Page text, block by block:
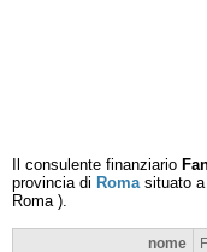
Il consulente finanziario
provincia di Romasituato a
Roma).
nome